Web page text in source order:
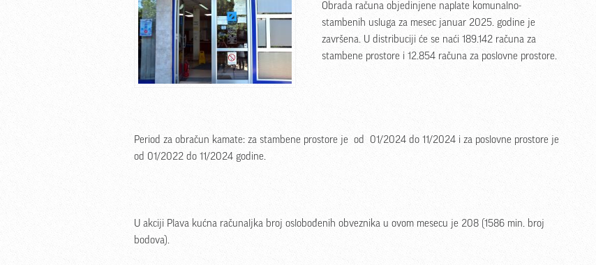
Obrada računa objedinjene naplate komunalno-
stambenih usluga za mesec januar 2025. godine je
završena. U distribuciji će se naći 189.142 računa za
stambene prostore i 12.854 računa za poslovne prostore.
Period za obračun kamate: za stambene prostore je od 01/2024 do 11/2024 i za poslovne prostore je
od 01/2022 do 11/2024 godine.
U akciji Plava kućna računaljka broj oslobođenih obveznika u ovom mesecu je 208 (1586 min. broj
bodova).